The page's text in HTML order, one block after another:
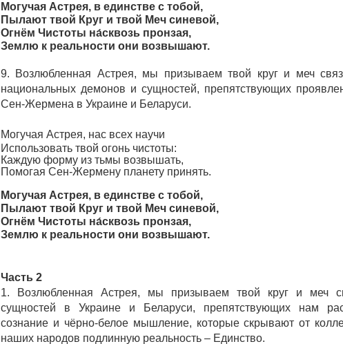
Могучая Астрея, в единcтве с тобой,
Пылают твой Круг и твой Меч синевой,
Огнём Чистоты на́сквозь пронзая,
Землю к реальности они возвышают.
9. Возлюбленная Астрея, мы призываем твой круг и меч
национальных демонов и сущностей, препятствующих
Сен-Жермена в Украине и Беларуси.
Могучая Астрея, нас всех научи
Использовать твой огонь чистоты:
Каждую форму из тьмы возвышать,
Помогая Сен-Жермену планету принять.
Могучая Астрея, в единcтве с тобой,
Пылают твой Круг и твой Меч синевой,
Огнём Чистоты на́сквозь пронзая,
Землю к реальности они возвышают.
Часть 2
1.
Возлюбленная Астрея, мы призываем твой круг и меч
сущностей в Украине и Беларуси, препятствующих нам
сознание и чёрно-белое мышление, которые скрывают от
наших народов подлинную реальность – Единство.